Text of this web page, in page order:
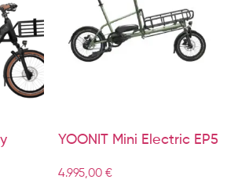
YOONIT Mini Electric EP5
4.995,00 €